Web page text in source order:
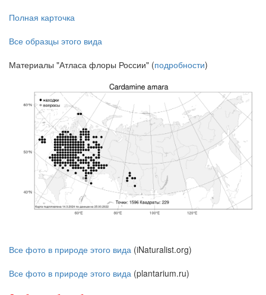
Полная карточка
Все образцы этого вида
Материалы "Атласа флоры России" (подробности)
Все фото в природе этого вида (iNaturalist.org)
Все фото в природе этого вида (plantarium.ru)